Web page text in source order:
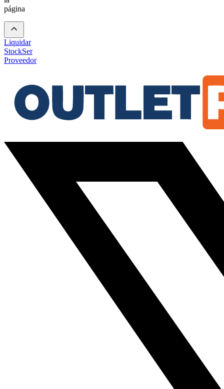
página
Liquidar
StockSer
Proveedor